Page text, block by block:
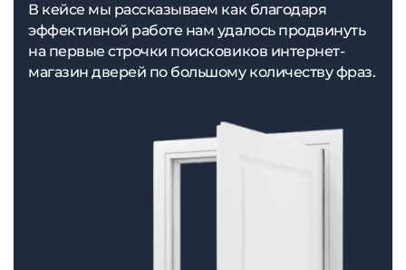
В кейсе мы рассказываем как благодаря
эффективной работе нам удалось продвинуть
на первые строчки поисковиков интернет-
магазин дверей по большому количеству фраз.